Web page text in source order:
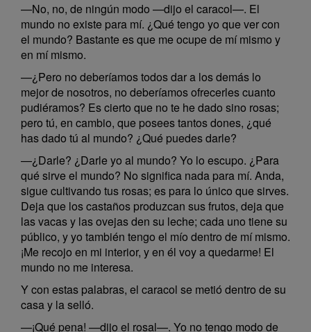
—No, no, de ningún modo —dijo el caracol—. El
mundo no existe para mí. ¿Qué tengo yo que ver con
el mundo? Bastante es que me ocupe de mí mismo y
en mí mismo.
—¿Pero no deberíamos todos dar a los demás lo
mejor de nosotros, no deberíamos ofrecerles cuanto
pudiéramos? Es cierto que no te he dado sino rosas;
pero tú, en cambio, que posees tantos dones, ¿qué
has dado tú al mundo? ¿Qué puedes darle?
—¿Darle? ¿Darle yo al mundo? Yo lo escupo. ¿Para
qué sirve el mundo? No significa nada para mí. Anda,
sigue cultivando tus rosas; es para lo único que sirves.
Deja que los castaños produzcan sus frutos, deja que
las vacas y las ovejas den su leche; cada uno tiene su
público, y yo también tengo el mío dentro de mí mismo.
¡Me recojo en mi interior, y en él voy a quedarme! El
mundo no me interesa.
Y con estas palabras, el caracol se metió dentro de su
casa y la selló.
—¡Qué pena! —dijo el rosal—. Yo no tengo modo de